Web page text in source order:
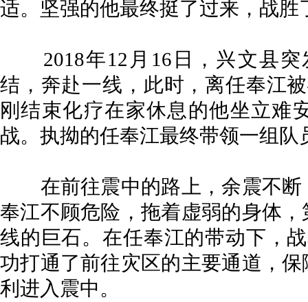
适。坚强的他最终挺了过来，战胜
2018年12月16日，兴文县突
结，奔赴一线，此时，离任奉江
刚结束化疗在家休息的他坐立难
战。执拗的任奉江最终带领一组队
在前往震中的路上，余震不断
奉江不顾危险，拖着虚弱的身体
线的巨石。在任奉江的带动下，
功打通了前往灾区的主要通道，
利进入震中。